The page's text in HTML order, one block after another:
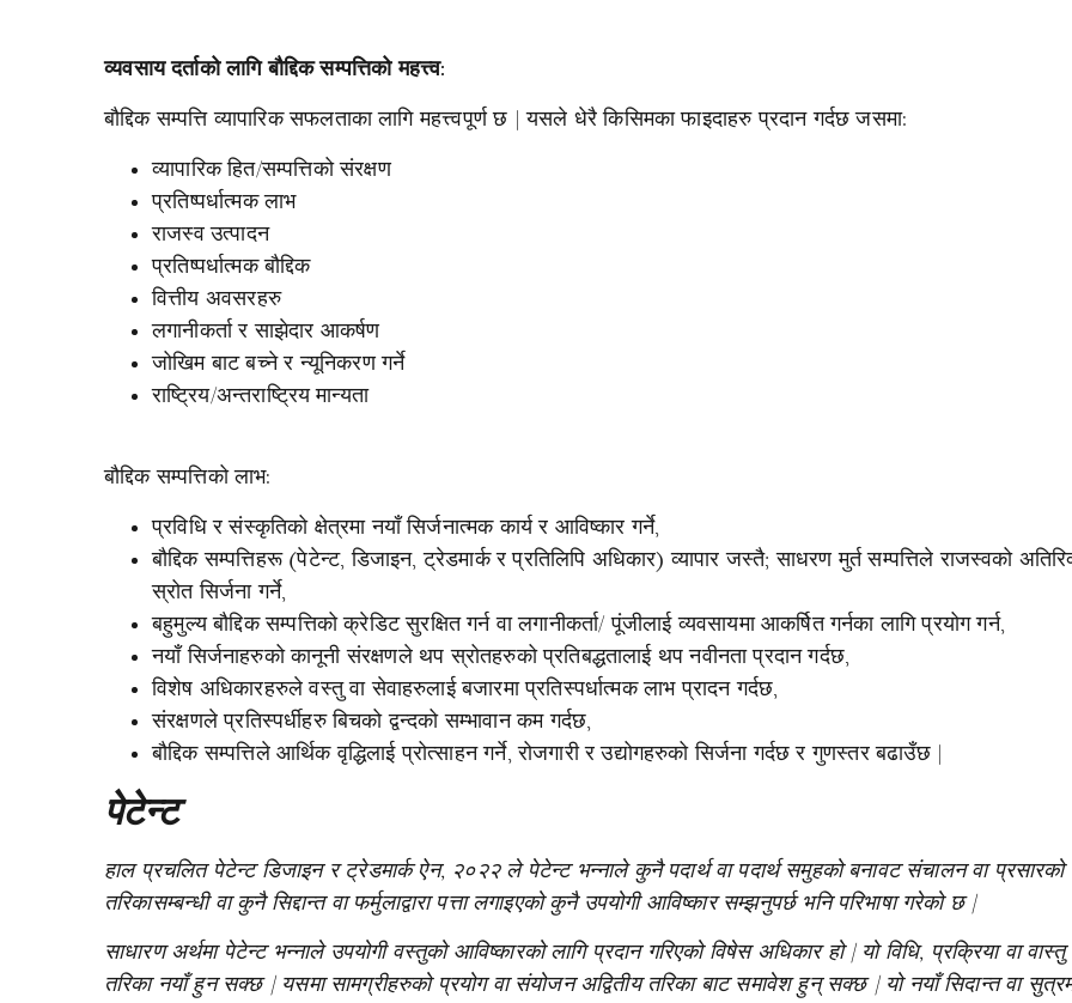
व्यवसाय दर्ताको लागि बौद्दिक सम्पत्तिको महत्त्व:
बौद्दिक सम्पत्ति व्यापारिक सफलताका लागि महत्त्वपूर्ण छ | यसले धेरै किसिमका फाइदाहरु प्रदान गर्दछ जसमा:
व्यापारिक हित/सम्पत्तिको संरक्षण
प्रतिष्पर्धात्मक लाभ
राजस्व उत्पादन
प्रतिष्पर्धात्मक बौद्दिक
वित्तीय अवसरहरु
लगानीकर्ता र साझेदार आकर्षण
जोखिम बाट बच्ने र न्यूनिकरण गर्ने
राष्ट्रिय/अन्तराष्ट्रिय मान्यता
बौद्दिक सम्पत्तिको लाभ:
प्रविधि र संस्कृतिको क्षेत्रमा नयाँ सिर्जनात्मक कार्य र आविष्कार गर्ने,
बौद्दिक सम्पत्तिहरू (पेटेन्ट, डिजाइन, ट्रेडमार्क र प्रतिलिपि अधिकार) व्यापार जस्तै; साधरण मुर्त सम्पत्तिले राजस्वको
स्रोत सिर्जना गर्ने,
बहुमुल्य बौद्दिक सम्पत्तिको क्रेडिट सुरक्षित गर्न वा लगानीकर्ता/ पूंजीलाई व्यवसायमा आकर्षित गर्नका लागि प्रयोग गर्न,
नयाँ सिर्जनाहरुको कानूनी संरक्षणले थप स्रोतहरुको प्रतिबद्धतालाई थप नवीनता प्रदान गर्दछ,
विशेष अधिकारहरुले वस्तु वा सेवाहरुलाई बजारमा प्रतिस्पर्धात्मक लाभ प्रादन गर्दछ,
संरक्षणले प्रतिस्पर्धीहरु बिचको द्वन्दको सम्भावान कम गर्दछ,
बौद्दिक सम्पत्तिले आर्थिक वृद्धिलाई प्रोत्साहन गर्ने, रोजगारी र उद्योगहरुको सिर्जना गर्दछ र गुणस्तर बढाउँछ |
पेटेन्ट
हाल प्रचलित पेटेन्ट डिजाइन र ट्रेडमार्क ऐन, २०२२ ले पेटेन्ट भन्नाले कुनै पदार्थ वा पदार्थ समुहको बनावट संचालन वा प्रसारको
तरिकासम्बन्धी वा कुनै सिद्दान्त वा फर्मुलाद्वारा पत्ता लगाइएको कुनै उपयोगी आविष्कार सम्झनुपर्छ भनि परिभाषा गरेको छ |
साधारण अर्थमा पेटेन्ट भन्नाले उपयोगी वस्तुको आविष्कारको लागि प्रदान गरिएको विषेस अधिकार हो | यो विधि, प्रक्रिया वा
तरिका नयाँ हुन सक्छ | यसमा सामग्रीहरुको प्रयोग वा संयोजन अद्वितीय तरिका बाट समावेश हुन् सक्छ | यो नयाँ सिदान्त वा